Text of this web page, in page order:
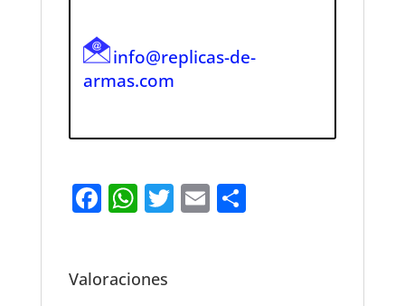
info@replicas-de-
armas.com
F
e
W
s
T E S
Valoraciones